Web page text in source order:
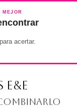
acertar.
E&E